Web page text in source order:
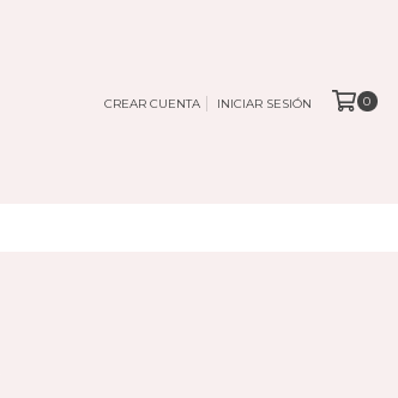
CREAR CUENTA INICIAR SESIÓN 0